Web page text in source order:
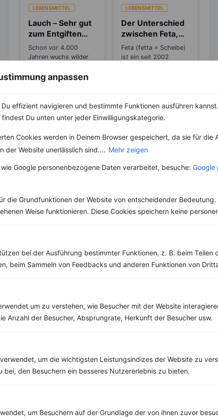
anpassen
effizient navigieren und bestimmte Funktionen ausführen
Du unten unter jeder Einwilligungskategorie.
Cookies werden in Deinem Browser gespeichert, da sie für die
der Website unerlässlich sind.... Mehr zeigen
Google personenbezogene Daten verarbeitet, besuche: Google
die Grundfunktionen der Website von entscheidender Bedeutung.
Weise funktionieren. Diese Cookies speichern keine
bei der Ausführung bestimmter Funktionen, z. B. beim Teilen
beim Sammeln von Feedbacks und anderen Funktionen von
um zu verstehen, wie Besucher mit der Website
Anzahl der Besucher, Absprungrate, Herkunft der Besucher usw.
um die wichtigsten Leistungsindizes der Website zu
bei, den Besuchern ein besseres Nutzererlebnis zu bieten.
um Besuchern auf der Grundlage der von ihnen zuvor
LEBENSMITTEL
Lauch – Sehr gut
zum Entgiften
und Detoxen
Schon vor 4.000
Jahren wuchs wilder
Mittelmeerraum.
LEBENSMITTEL
Der Unterschied
zwischen Feta,
Schafskäse,
Hirten- und
Feta (fetta = Scheibe)
ist ein seit 2002
Weitere Vegetarische Rezepte
‹ ›
Kalorien:378 kcal
Rezepte
‹ ›
Kalorien:367 kcal
Fett:14 g